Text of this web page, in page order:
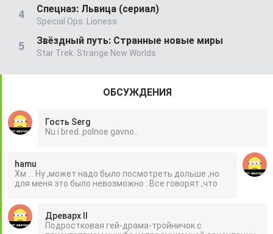
Спецназ: Львица (сериал)
Special Ops: Lioness
Звёздный путь: Странные новые миры
Star Trek: Strange New Worlds
ОБСУЖДЕНИЯ
Гость Serg
Nu i bred..polnoe gavno..
hamu
Хм ... Ну ,может надо было посмотреть дольше ,но
для меня это было невозможно . Все говорят ,что
Древарх II
Подростковая гей-драма-тройничок с